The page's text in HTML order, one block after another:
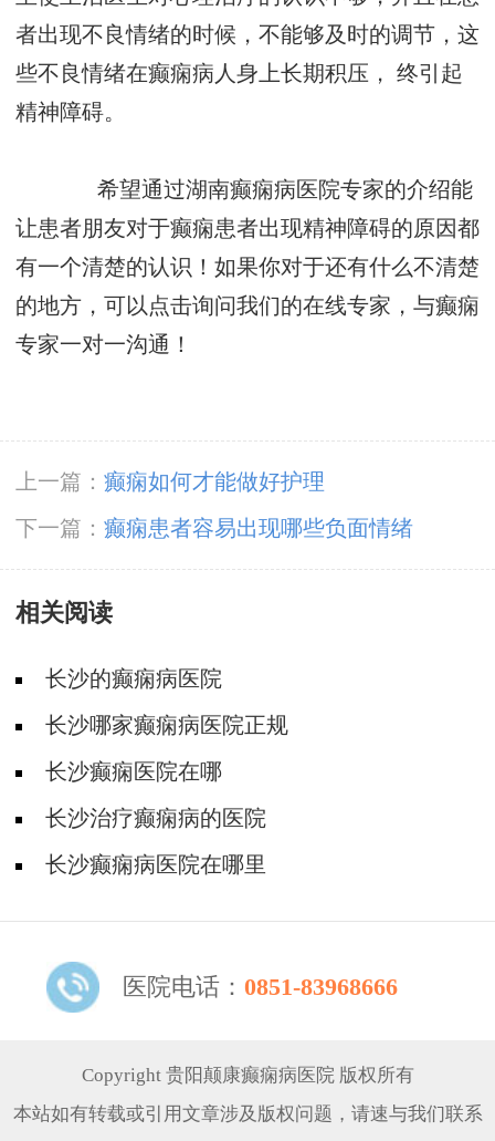
者出现不良情绪的时候，不能够及时的调节，这
些不良情绪在癫痫病人身上长期积压， 终引起
精神障碍。
希望通过湖南癫痫病医院专家的介绍能
让患者朋友对于癫痫患者出现精神障碍的原因都
有一个清楚的认识！如果你对于还有什么不清楚
的地方，可以点击询问我们的在线专家，与癫痫
专家一对一沟通！
上一篇： 癫痫如何才能做好护理
下一篇： 癫痫患者容易出现哪些负面情绪
相关阅读
长沙的癫痫病医院
长沙哪家癫痫病医院正规
长沙癫痫医院在哪
长沙治疗癫痫病的医院
长沙癫痫病医院在哪里
医院电话： 0851-83968666
Copyright 贵阳颠康癫痫病医院 版权所有
本站如有转载或引用文章涉及版权问题，请速与我们联系